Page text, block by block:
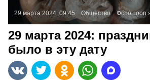
29 марта 2024, 09:45 Общество Фото:
29 марта 2024:
было в эту дату